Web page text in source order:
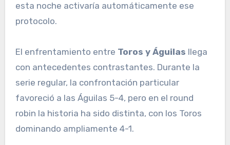
esta noche activaría automáticamente ese
protocolo.
El enfrentamiento entre Toros y Águilas llega
con antecedentes contrastantes. Durante la
serie regular, la confrontación particular
favoreció a las Águilas 5-4, pero en el round
robin la historia ha sido distinta, con los Toros
dominando ampliamente 4-1.